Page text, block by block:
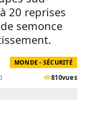
20 reprises
semonce
MONDE - SÉCURITÉ
810vues